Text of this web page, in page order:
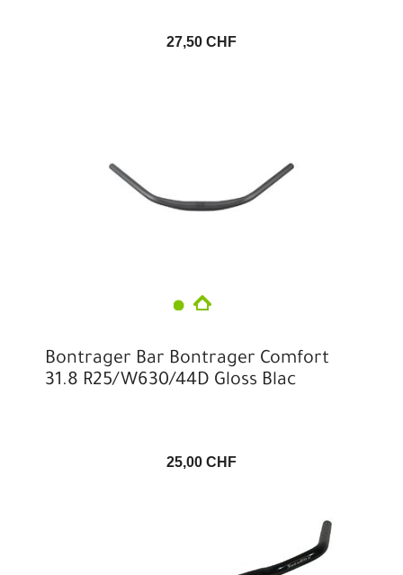
27,50 CHF
Bontrager Bar Bontrager Comfort
31.8 R25/W630/44D Gloss Blac
25,00 CHF